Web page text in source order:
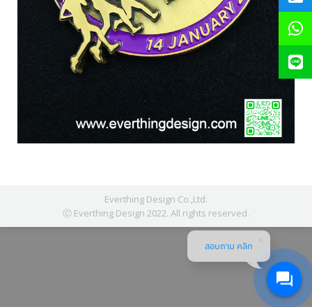
Everthing Design Co.,Ltd.
Ⓒ Everthing Design 2022. All rights reserved.
สอบถาม คลิก